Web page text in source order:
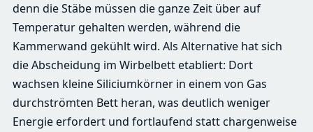
denn die Stäbe müssen die ganze Zeit über auf
Temperatur gehalten werden, während die
Kammerwand gekühlt wird. Als Alternative hat sich
die Abscheidung im Wirbelbett etabliert: Dort
wachsen kleine Siliciumkörner in einem von Gas
durchströmten Bett heran, was deutlich weniger
Energie erfordert und fortlaufend statt chargenweise